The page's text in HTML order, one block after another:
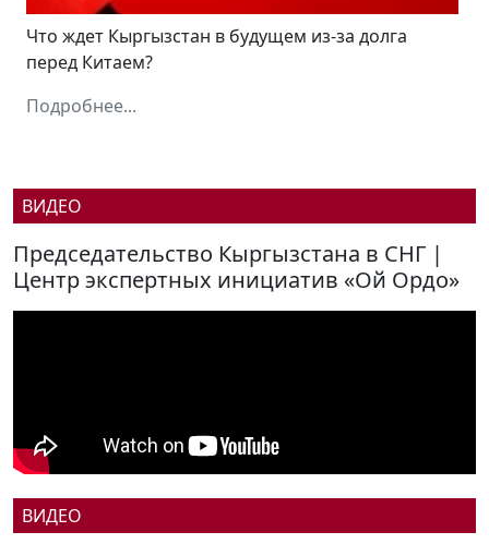
Что ждет Кыргызстан в будущем из-за долга
перед Китаем?
Подробнее...
ВИДЕО
Председательство Кыргызстана в СНГ |
Центр экспертных инициатив «Ой Ордо»
ВИДЕО